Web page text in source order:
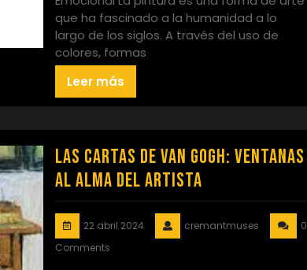
que ha fascinado a la humanidad a lo
largo de los siglos. A través del uso de
colores, formas
Leer más
Las Cartas de Van Gogh: Ventanas
al Alma del Artista
22 abril 2024 cremantmuses
0
Comments